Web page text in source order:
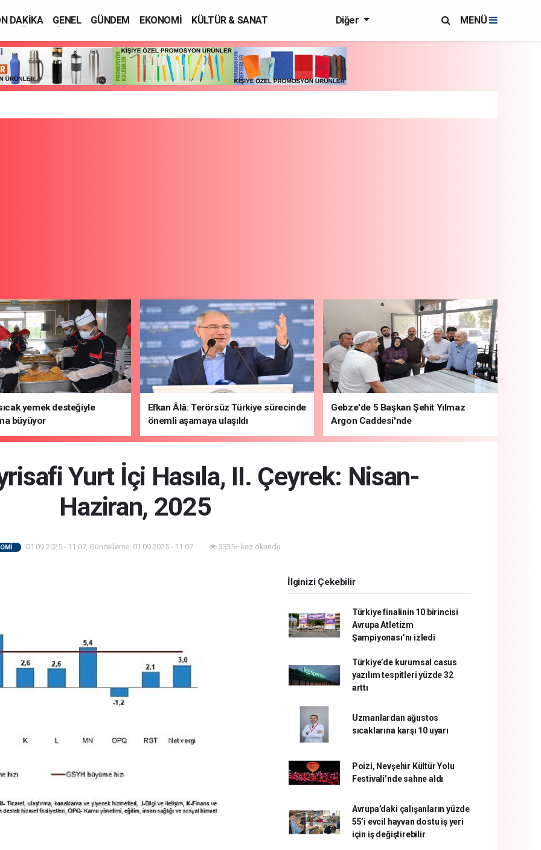
DAKİKA GENEL GÜNDEM EKONOMİ
KÜLTÜR & SANAT
Diğer MENÜ
yemek desteğiyle
büyüyor
Efkan Âlâ: Terörsüz Türkiye sürecinde
önemli aşamaya ulaşıldı
Gebze'de 5 Başkan Şehit Yılmaz
Argon Caddesi'nde
Yurt İçi Hasıla, II. Çeyrek: Nisan-
Haziran, 2025
01.09.2025 - 11:07, Güncelleme: 01.09.2025 - 11:07 3335+ kez okundu.
İlginizi Çekebilir
Türkiye finalinin 10 birincisi
Avrupa Atletizm
Şampiyonası’nı izledi
Türkiye’de kurumsal casus
yazılım tespitleri yüzde 32
arttı
Uzmanlardan ağustos
sıcaklarına karşı 10 uyarı
Poizi, Nevşehir Kültür Yolu
Festivali’nde sahne aldı
Avrupa’daki çalışanların yüzde
55’i evcil hayvan dostu iş yeri
için iş değiştirebilir